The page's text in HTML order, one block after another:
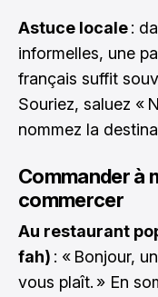
Astuce locale:
informelles, une
français suffit
Souriez, saluez «
nommez la
Commander à
commercer
Au restaurant
fah) : « Bonjour,
vous plaît. » En